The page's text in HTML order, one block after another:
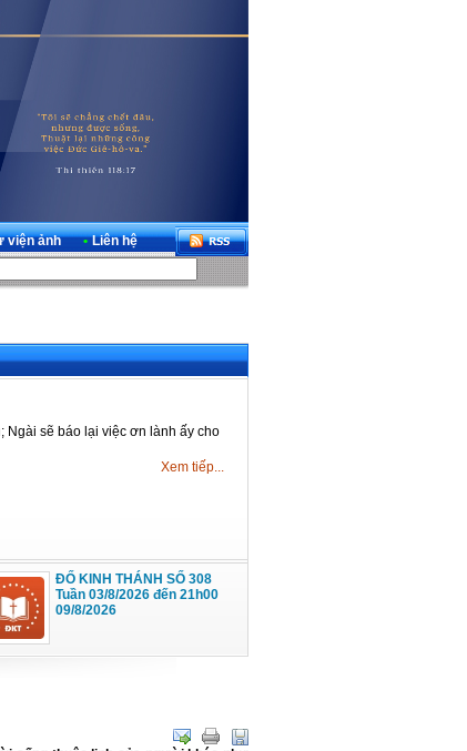
viện ảnh • Liên hệ
Ngài sẽ báo lại việc ơn lành ấy cho
Xem tiếp...
ĐỐ KINH THÁNH SỐ 308
Tuần 03/8/2026 đến 21h00
09/8/2026